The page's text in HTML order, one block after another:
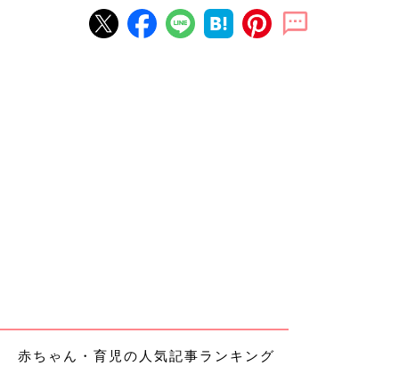
赤ちゃん・育児の人気記事ランキング